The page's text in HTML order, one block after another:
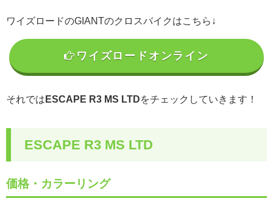
ワイズロードのGIANTのクロスバイクはこちら↓
ワイズロードオンライン
それでは ESCAPE R3 MS LTDをチェックしていきます！
ESCAPE R3 MS LTD
価格・カラーリング